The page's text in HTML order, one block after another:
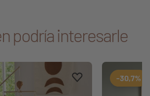
podría interesarle
Aggiungi ai preferiti
borrar favoritos
-30,7%